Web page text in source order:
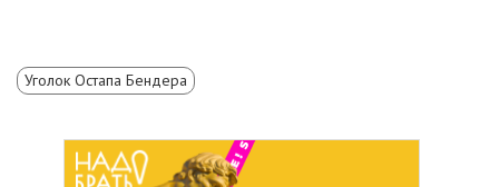
Уголок Остапа Бендера